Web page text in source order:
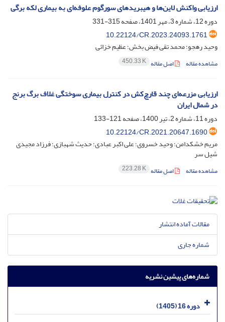
ارزیابی واکنش لاین‌‌ها و هیبریدهای سورگوم علوفه‌‌ای به بیماری لکه برگی
دوره 12، شماره 3، مهر 1401، صفحه
315-331
10.22124/CR.2023.24093.1761
وحید رهجو؛ محمد تقی فیض بخش؛ عظیم خزائی
مشاهده مقاله اصل مقاله 450.33 K
ارزیابی مزرعه‌ای چند قارچ‌کش در کنترل بیماری سوختگی غلاف برگ برنج
در شمال ایران
دوره 11، شماره 2، تیر 1400، صفحه
121-133
10.22124/CR.2021.20647.1690
مریم خشکدامن؛ وحید خسروی؛ علی اکبر عبادی؛ حدیث شهبازی؛ فرزاد مجیدی
شیل سر
مشاهده مقاله اصل مقاله 223.28 K
مقالات آماده انتشار
شماره جاری
شماره‌های پیشین نشریه
دوره 16 (1405)